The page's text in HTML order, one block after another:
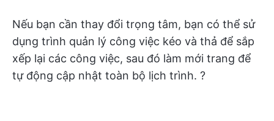
Nếu bạn cần thay đổi trọng tâm, bạn có thể sử
dụng trình quản lý công việc kéo và thả để sắp
xếp lại các công việc, sau đó làm mới trang để
tự động cập nhật toàn bộ lịch trình. ?️